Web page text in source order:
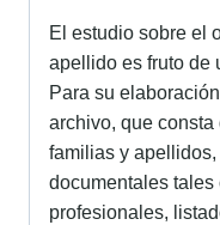
El estudio sobre el
apellido es fruto de
Para su
archivo, que
familias y
documentales tales
profesionales,